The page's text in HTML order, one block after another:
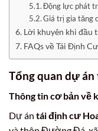
Động lực phát
Giá trị gia tăng
Lời khuyên khi đầu
FAQs về Tái Định
Tổng quan dự án
Thông tin cơ bản về
Dự án tái định cư